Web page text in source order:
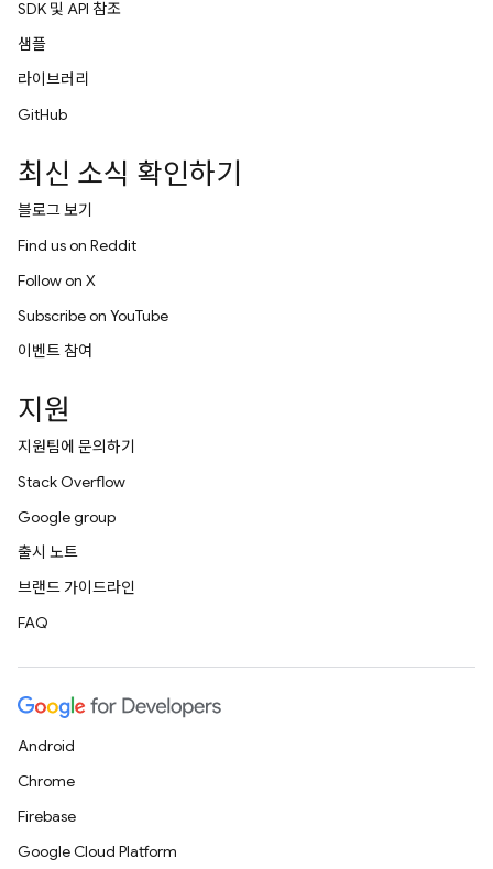
SDK 및 API 참조
샘플
라이브러리
GitHub
최신 소식 확인하기
블로그 보기
Find us on Reddit
Follow on X
Subscribe on YouTube
이벤트 참여
지원
지원팀에 문의하기
Stack Overflow
Google group
출시 노트
브랜드 가이드라인
FAQ
Android
Chrome
Firebase
Google Cloud Platform